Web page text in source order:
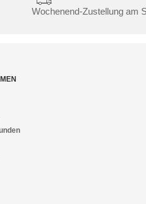
Wochenend-Zustellung am